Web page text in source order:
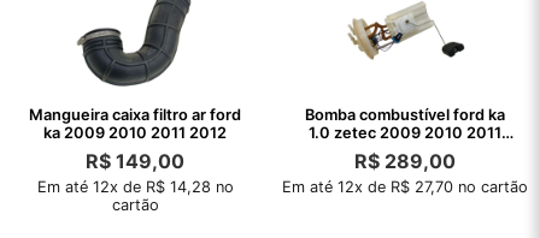
Mangueira caixa filtro ar ford
ka 2009 2010 2011 2012
R$ 149,00
Em até 12x de R$ 14,28 no
cartão
Bomba combustível ford ka
1.0 zetec 2009 2010 2011
2012
R$ 289,00
Em até 12x de R$ 27,70 no cartão